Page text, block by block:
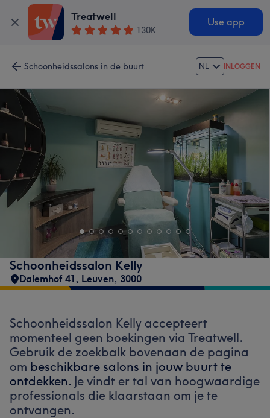
Treatwell
130K
Use app
Schoonheidssalons in de buurt NL INLOGGEN
Schoonheidssalon Kelly
Dalemhof 41, Leuven, 3000
Schoonheidssalon Kelly accepteert
momenteel geen boekingen via Treatwell.
Gebruik de zoekbalk bovenaan de pagina
om beschikbare salons in jouw buurt te
ontdekken. Je vindt er tal van hoogwaardige
professionals die klaarstaan om je te
ontvangen.